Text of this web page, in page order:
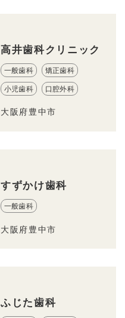
高井歯科クリニック
一般歯科 矯正歯科
小児歯科 口腔外科
大阪府豊中市
すずかけ歯科
一般歯科
大阪府豊中市
ふじた歯科